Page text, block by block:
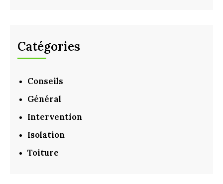
Catégories
Conseils
Général
Intervention
Isolation
Toiture